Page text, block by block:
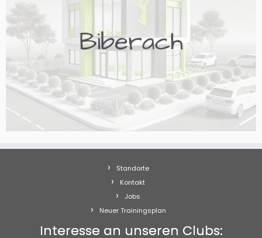
Standorte
Kontakt
Jobs
Neuer Trainingsplan
Interesse an unseren Clubs: